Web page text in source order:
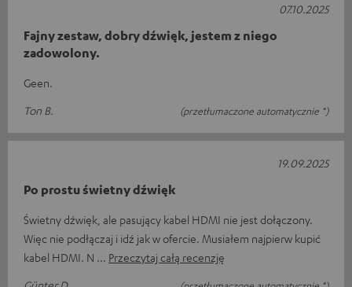
Fajny zestaw, dobry dźwięk, jestem z niego
zadowolony.
Geen.
Ton B.
(przetłumaczone automatycznie *)
07.10.2025
Po prostu świetny dźwięk
Świetny dźwięk, ale pasujący kabel HDMI nie jest dołączony.
Więc nie podłączaj i idź jak w ofercie. Musiałem najpierw kupić
kabel HDMI. N
Przeczytaj całą recenzję
19.09.2025